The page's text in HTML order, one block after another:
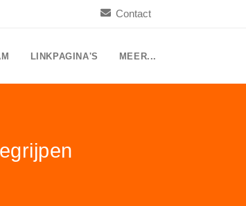
Contact
LINKPAGINA'S MEER...